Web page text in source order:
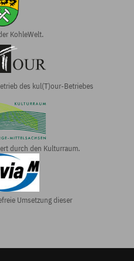
KohleWelt.
des kul(T)our-Betriebes
durch den Kulturraum.
Umsetzung dieser